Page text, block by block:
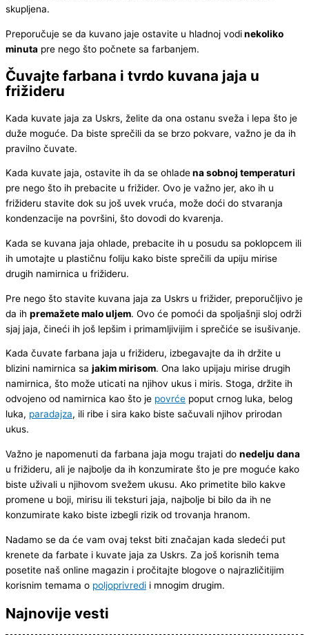
skupljena.
Preporučuje se da kuvano jaje ostavite u hladnoj vodinekoliko
minuta pre nego što počnete sa farbanjem.
Čuvajte farbana i tvrdo kuvana jaja u
frižideru
Kada kuvate jaja za Uskrs, želite da ona ostanu sveža i lepa što je
duže moguće. Da biste sprečili da se brzo pokvare, važno je da ih
pravilno čuvate.
Kada kuvate jaja, ostavite ih da se ohladena sobnoj temperaturi
pre nego što ih prebacite u frižider. Ovo je važno jer, ako ih u
frižideru stavite dok su još uvek vruća, može doći do stvaranja
kondenzacije na površini, što dovodi do kvarenja.
Kada se kuvana jaja ohlade, prebacite ih u posudu sa poklopcem ili
ih umotajte u plastičnu foliju kako biste sprečili da upiju mirise
drugih namirnica u frižideru.
Pre nego što stavite kuvana jaja za Uskrs u frižider, preporučljivo je
da ih premažete malo uljem. Ovo će pomoći da spoljašnji sloj održi
sjaj jaja, čineći ih još lepšim i primamljivijim i sprečiće se isušivanje.
Kada čuvate farbana jaja u frižideru, izbegavajte da ih držite u
blizini namirnica sa jakim mirisom. Ona lako upijaju mirise drugih
namirnica, što može uticati na njihov ukus i miris. Stoga, držite ih
odvojeno od namirnica kao što je povrće poput crnog luka, belog
luka, paradajza, ili ribe i sira kako biste sačuvali njihov prirodan
ukus.
Važno je napomenuti da farbana jaja mogu trajati do nedelju dana
u frižideru, ali je najbolje da ih konzumirate što je pre moguće kako
biste uživali u njihovom svežem ukusu. Ako primetite bilo kakve
promene u boji, mirisu ili teksturi jaja, najbolje bi bilo da ih ne
konzumirate kako biste izbegli rizik od trovanja hranom.
Nadamo se da će vam ovaj tekst biti značajan kada sledeći put
krenete da farbate i kuvate jaja za Uskrs. Za još korisnih tema
posetite naš online magazin i pročitajte blogove o najrazličitijim
korisnim temama o poljoprivredi i mnogim drugim.
Najnovije vesti